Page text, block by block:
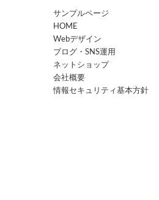
サンプルページ
HOME
Webデザイン
ブログ・SNS運用
ネットショップ
会社概要
情報セキュリティ基本方針